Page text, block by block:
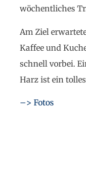
wöchentliches
Am Ziel
Kaffee und
schnell vorbei.
Harz ist ein
–> Fotos